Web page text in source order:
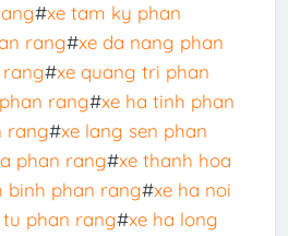
#xe tam ky phan
rang#xe da nang phan
rang#xe quang tri phan
rang#xe ha tinh phan
rang#xe lang sen phan
phan rang#xe thanh hoa
binh phan rang#xe ha noi
tu phan rang#xe ha long